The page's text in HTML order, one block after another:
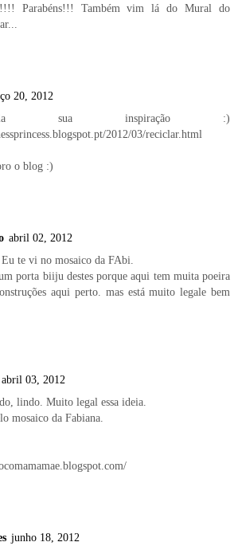
Parabéns!!! Também vim lá do Mural do
20, 2012
sua inspiração :)
2012/03/reciclar.html
o blog :)
abril 02, 2012
te vi no mosaico da FAbi.
porta biiju destes porque aqui tem muita poeira
aqui perto. mas está muito legale bem
abril 03, 2012
lindo. Muito legal essa ideia.
mosaico da Fabiana.
junho 18, 2012